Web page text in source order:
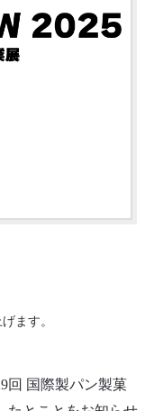
ます。
回 国際製パン製菓